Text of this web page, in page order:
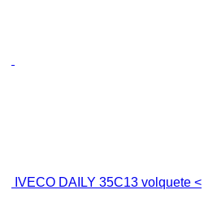
IVECO DAILY 35C13 volquete <